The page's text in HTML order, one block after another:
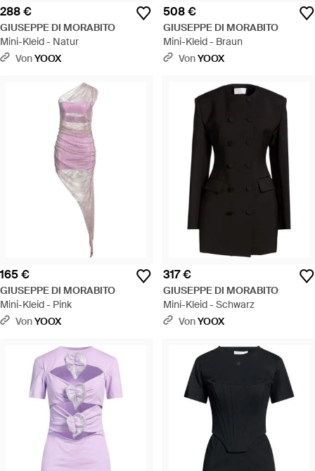
288 €
GIUSEPPE DI MORABITO
Mini-Kleid - Natur
VonYOOX
508 €
GIUSEPPE DI MORABITO
Mini-Kleid - Braun
VonYOOX
165 €
GIUSEPPE DI MORABITO
Mini-Kleid - Pink
VonYOOX
317 €
GIUSEPPE DI MORABITO
Mini-Kleid - Schwarz
VonYOOX